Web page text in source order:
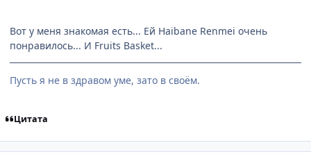
Вот у меня знакомая есть... Ей Haibane Renmei очень
понравилось... И Fruits Basket...
Пусть я не в здравом уме, зато в своём.
Цитата